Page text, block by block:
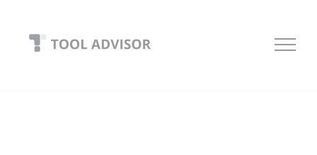
content